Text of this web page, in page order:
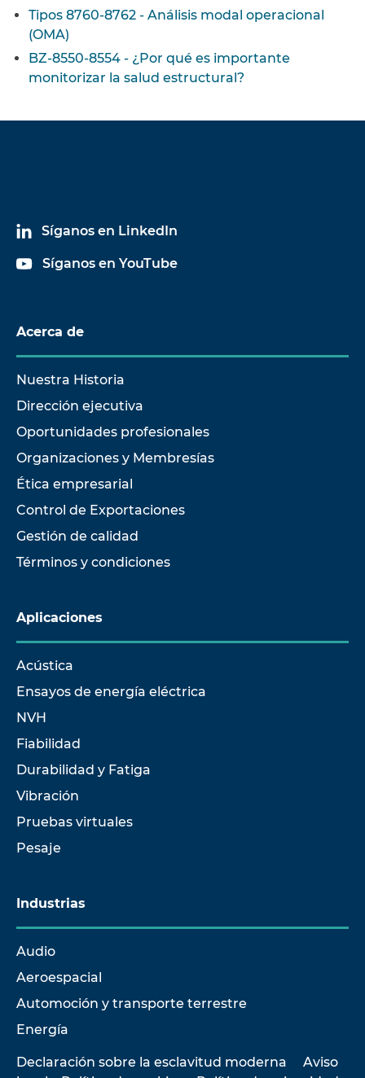
Tipos 8760-8762 - Análisis modal operacional
(OMA)
BZ-8550-8554 - ¿Por qué es importante
monitorizar la salud estructural?
Síganos en LinkedIn
Síganos en YouTube
Acerca de
Nuestra Historia
Dirección ejecutiva
Oportunidades profesionales
Organizaciones y Membresías
Ética empresarial
Control de Exportaciones
Gestión de calidad
Términos y condiciones
Aplicaciones
Acústica
Ensayos de energía eléctrica
NVH
Fiabilidad
Durabilidad y Fatiga
Vibración
Pruebas virtuales
Pesaje
Industrias
Audio
Aeroespacial
Automoción y transporte terrestre
Energía
Declaración sobre la esclavitud moderna
Aviso